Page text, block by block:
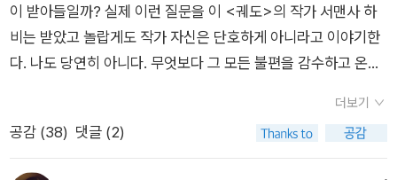
이 받아들일까? 실제 이런 질문을 이 <궤도>의 작가 서맨사 하
비는 받았고 놀랍게도 작가 자신은 단호하게 아니라고 이야기한
다. 나도 당연히 아니다. 무엇보다 그 모든 불편을 감수하고 온갖
우리들에게 이 이야기는 여섯 우주비행사들을 통해 생생한 우주
유영 간접 체험의 기회를 준다. 아무래도 여러 단계의 각종 선발
더보기
공감 (38) 댓글 (2)